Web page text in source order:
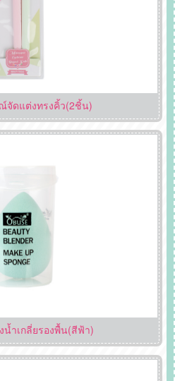
จัดแต่งทรงคิ้ว(2ชิ้น)
น้ำเกลี่ยรองพื้น(สีฟ้า)